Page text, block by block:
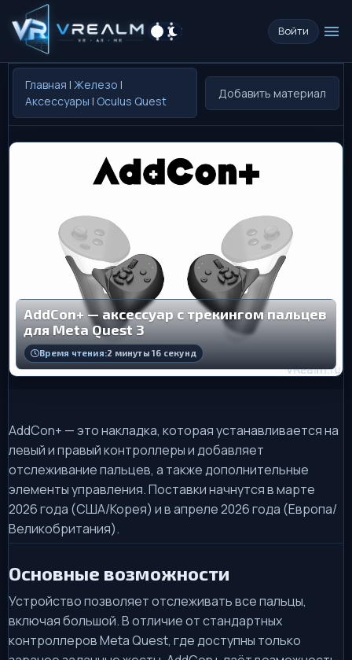
Войти menu
Главная | Железо |
Аксессуары | Oculus Quest
Добавить материал
AddCon+ — аксессуар с трекингом пальцев
для Meta Quest 3
Время чтения:2 минуты 16 секунд
AddCon+ — это накладка, которая устанавливается на
левый и правый контроллеры и добавляет
отслеживание пальцев, а также дополнительные
элементы управления. Поставки начнутся в марте
2026 года (США/Корея) и в апреле 2026 года (Европа/
Великобритания).
Основные возможности
Устройство позволяет отслеживать все пальцы,
включая большой. В отличие от стандартных
контроллеров Meta Quest, где доступны только